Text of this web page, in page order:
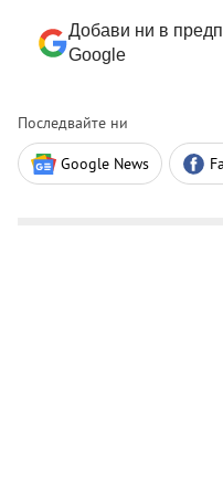
Добави ни в
Google
Последвайте ни
Google News